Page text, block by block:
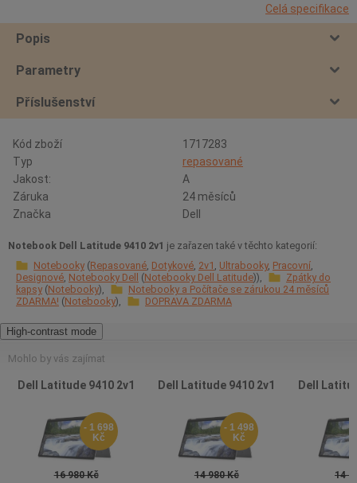
Celá specifikace
Popis
Parametry
Příslušenství
Kód zboží
1717283
Typ
repasované
Jakost:
A
Záruka
24 měsíců
Značka
Dell
Notebook Dell Latitude 9410 2v1 je zařazen také v těchto kategorií:
Notebooky Repasované Dotykové 2v1 Ultrabooky Pracovní
Designové Notebooky Dell Notebooky Dell Latitude
Zpátky do
kapsy Notebooky
Notebooky a Počítače se zárukou 24 měsíců
ZDARMA! Notebooky DOPRAVA ZDARMA
High-contrast mode
Mohlo by vás zajímat
Dell Latitude 9410 2v1
- 1 698
Kč
16 980 Kč
Dell Latitude 9410 2v1
- 1 498
Kč
14 980 Kč
Dell
14